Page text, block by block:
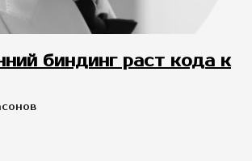
биндинг раст кода к